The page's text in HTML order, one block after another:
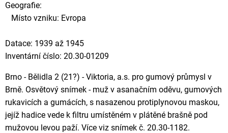
Geografie:
Místo vzniku: Evropa
Datace: 1939 až 1945
Inventární číslo: 20.30-01209
Brno - Bělidla 2 (21?) - Viktoria, a.s. pro gumový průmysl v
Brně. Osvětový snímek - muž v asanačním oděvu, gumových
rukavicích a gumácích, s nasazenou protiplynovou maskou,
jejíž hadice vede k filtru umístěném v plátěné brašně pod
mužovou levou paží. Více viz snímek č. 20.30-1182.